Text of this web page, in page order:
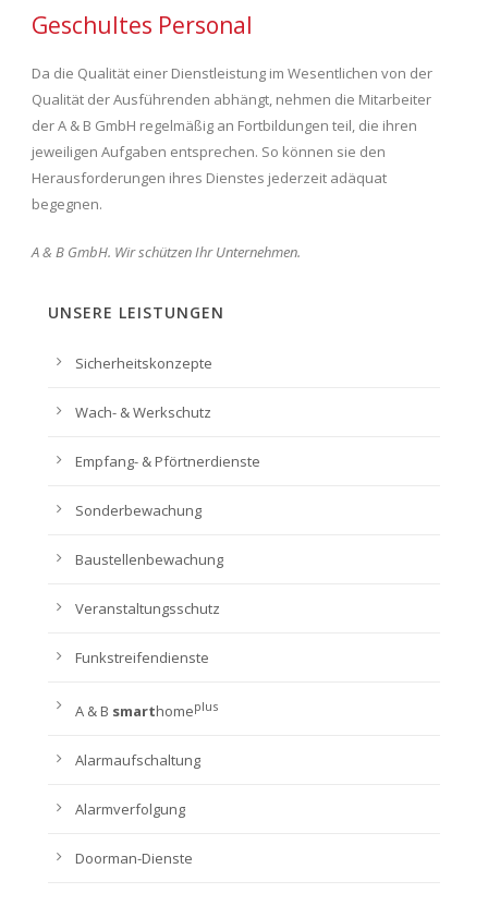
Geschultes Personal
Da die Qualität einer Dienstleistung im Wesentlichen von der
Qualität der Ausführenden abhängt, nehmen die Mitarbeiter
der A & B GmbH regelmäßig an Fortbildungen teil, die ihren
jeweiligen Aufgaben entsprechen. So können sie den
Herausforderungen ihres Dienstes jederzeit adäquat
begegnen.
A & B GmbH. Wir schützen Ihr Unternehmen.
UNSERE LEISTUNGEN
Sicherheitskonzepte
Wach- & Werkschutz
Empfang- & Pförtnerdienste
Sonderbewachung
Baustellenbewachung
Veranstaltungsschutz
Funkstreifendienste
A & B smarthomeplus
Alarmaufschaltung
Alarmverfolgung
Doorman-Dienste